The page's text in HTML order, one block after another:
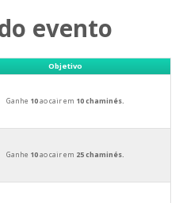
evento
Objetivo
Ganhe 10ao cair em 10 chaminés.
Ganhe 10ao cair em 25 chaminés.